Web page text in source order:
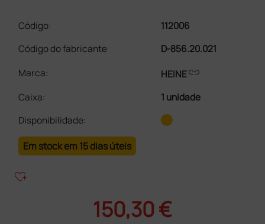
Código:
112006
Código do fabricante
D-856.20.021
Marca:
HEINElink
Caixa:
1 unidade
Disponibilidade:
Em stock em 15 dias úteis
heart_plus
150,30 €